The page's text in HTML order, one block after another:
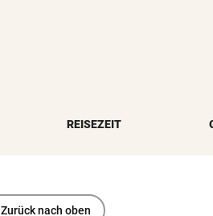
REISEZEIT
Zurück nach oben